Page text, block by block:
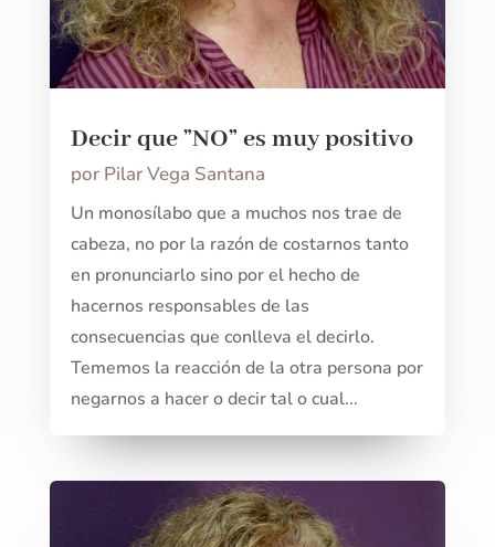
Decir que ”NO” es muy positivo
por Pilar Vega Santana
Un monosílabo que a muchos nos trae de
cabeza, no por la razón de costarnos tanto
en pronunciarlo sino por el hecho de
hacernos responsables de las
consecuencias que conlleva el decirlo.
Tememos la reacción de la otra persona por
negarnos a hacer o decir tal o cual...